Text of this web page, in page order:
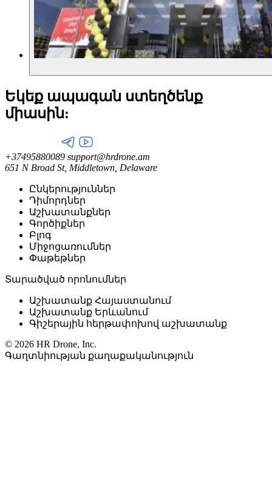
Եկեք ապագան ստեղծենք
միասին:
+37495880089 support@hrdrone.am
651 N Broad St, Middletown, Delaware
Ընկերություններ
Դիմորդներ
Աշխատանքներ
Գործիքներ
Բլոգ
Միջոցառումներ
Փաթեթներ
Տարածված որոնումներ
Աշխատանք Հայաստանում
Աշխատանք Երևանում
Գիշերային հերթափոխով աշխատանք
© 2026 HR Drone, Inc.
Գաղտնիության քաղաքականություն